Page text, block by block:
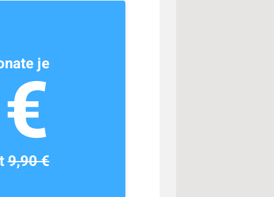
je
9,90 €